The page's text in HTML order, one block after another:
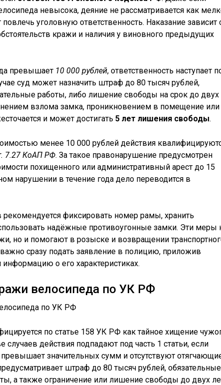
невысока, деяние не рассматривается как
уголовную ответственность. Наказание зависит
кражи и наличия у виновного предыдущих
превышает 10 000 рублей, ответственность наступает
суд может назначить штраф до 80 тысяч рублей,
работы, либо лишение свободы на срок до двух
взлома замка, проникновением в помещение или
и может достигать 5 лет лишения свободы.
менее 10 000 рублей действия
7.27 КоАП РФ. За такое правонарушение предусмотрен
похищенного или административный арест до 15
нарушении в течение года дело переводится в
фиксировать номер рамы, хранить
надёжные противоугонные замки. Эти меры
но и помогают в розыске и возвращении
сразу подать заявление в полицию, приложив
о его характеристиках.
велосипеда по УК РФ
по статье 158 УК РФ как тайное хищение
действия подпадают под часть 1 статьи, если
значительных сумм и отсутствуют
штраф до 80 тысяч рублей, обязательные
а также ограничение или лишение свободы до двух